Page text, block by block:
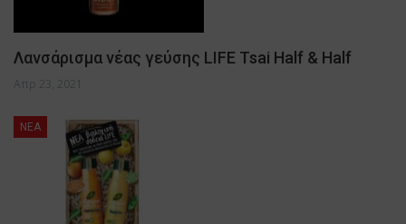
Λανσάρισμα νέας γεύσης LIFE Tsai Half & Half
Απρ 23, 2021
NEA